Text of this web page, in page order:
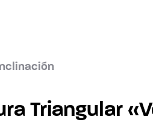
Triangular